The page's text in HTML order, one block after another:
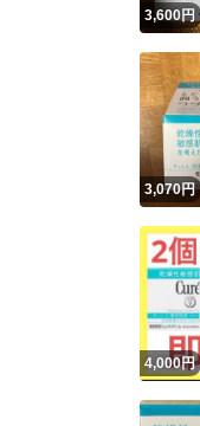
3,600円
3,070円
4,000円